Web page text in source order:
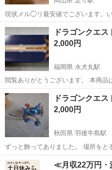
現状メル◯リ最安値でございます。
岡山 岡山市 足守駅 テレ
ドラゴンクエス
2,000円
福岡県 永犬丸駅
閲覧ありがとうございます。 本商品はアミューズメント景品です。 新
品・未開封・未使用品です。 価格比
売価格を5枚目に載せています。 ー☆ー☆ー☆ー☆ー☆ー☆ー☆ー☆
ー☆ー☆ー DRAGON...
福岡 北九州市 永犬丸駅
ドラゴンクエ
2,000円
秋田県 羽後牛島駅
ずっと飾ってありました。 場所をと
た。 箱などはあり
秋田 秋田市 羽後牛島駅
≪月収22万円・